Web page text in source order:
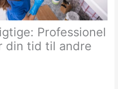
Professionel
din tid til andre